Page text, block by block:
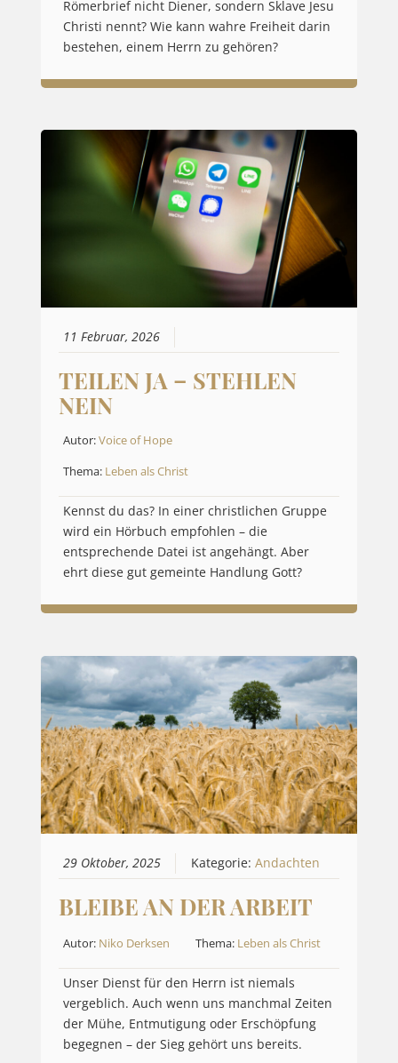
Römerbrief nicht Diener, sondern Sklave Jesu
Christi nennt? Wie kann wahre Freiheit darin
bestehen, einem Herrn zu gehören?
11 Februar, 2026
TEILEN JA – STEHLEN
NEIN
Autor:Voice of Hope
Thema: Leben als Christ
Kennst du das? In einer christlichen Gruppe
wird ein Hörbuch empfohlen – die
entsprechende Datei ist angehängt. Aber
ehrt diese gut gemeinte Handlung Gott?
29 Oktober, 2025 Kategorie:Andachten
BLEIBE AN DER ARBEIT
Autor: Niko Derksen Thema: Leben als Christ
Unser Dienst für den Herrn ist niemals
vergeblich. Auch wenn uns manchmal Zeiten
der Mühe, Entmutigung oder Erschöpfung
begegnen – der Sieg gehört uns bereits.